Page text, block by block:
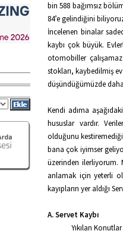
bin 588 bağımsız
84’e gelindiğini
İncelenen binalar
kaybı çok büyük.
otomobiller
stokları, kaybedilmiş
düşündüğümüzde
Kendi adıma
hususlar vardır.
olduğunu
bana çok iyimser
üzerinden ilerliyorum.
anlamak için yeterli
kayıpların yer aldığı
A. Servet Kaybı
Yıkılan Konutlar